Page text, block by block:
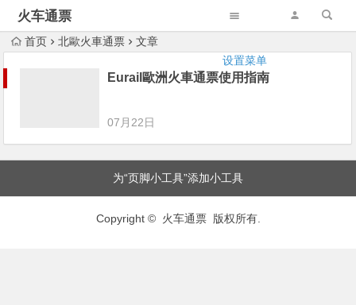
火车通票
设置菜单
首页 北歐火車通票 文章
Eurail歐洲火車通票使用指南
07月22日
为“页脚小工具”添加小工具
Copyright © 火车通票 版权所有.